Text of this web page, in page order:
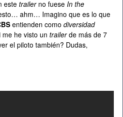
este trailerno fuese In the
ahm… Imagino que es lo que
entienden como diversidad
he visto un trailerde más de 7
el piloto también? Dudas,